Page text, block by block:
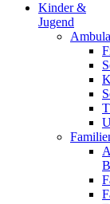
Kinder &
Jugend